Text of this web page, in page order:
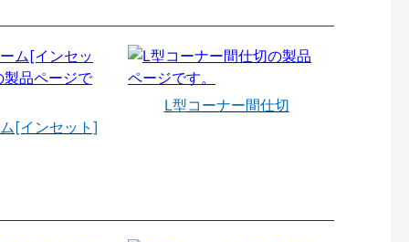
[インセット]
L型コーナー間仕切